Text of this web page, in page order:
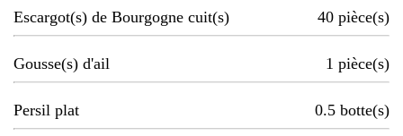
Escargot(s) de Bourgogne cuit(s)
40 pièce(s)
Gousse(s) d'ail 1 pièce(s)
Persil plat 0.5 botte(s)